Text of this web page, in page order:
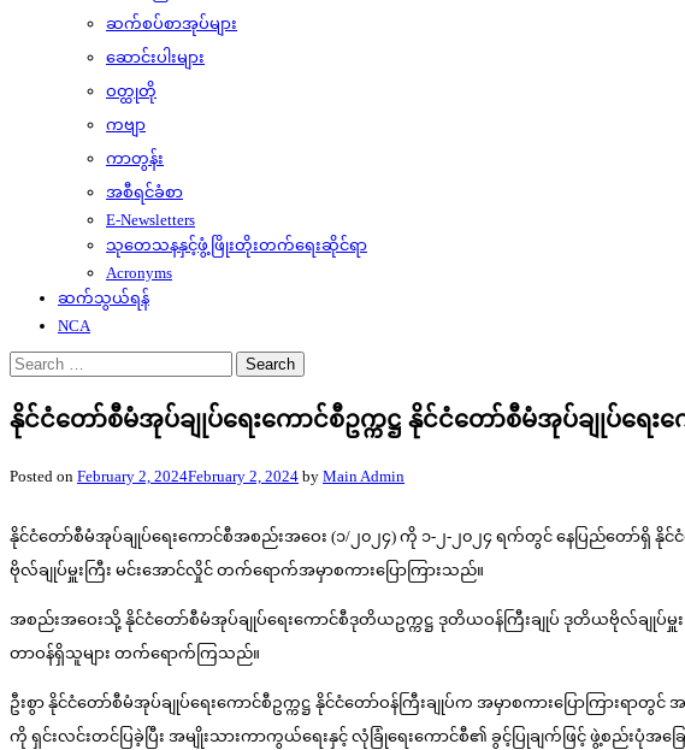
ဆက်စပ်စာအုပ်များ
ဆောင်းပါးများ
ဝတ္ထုတို
ကဗျာ
ကာတွန်း
အစီရင်ခံစာ
E-Newsletters
သုတေသနနှင့်ဖွံ့ဖြိုးတိုးတက်ရေးဆိုင်ရာ
Acronyms
ဆက်သွယ်ရန်
NCA
Search
for:
နိုင်ငံတော်စီမံအုပ်ချုပ်ရေးကောင်စီဥက္ကဋ္ဌ နိုင်ငံတော်စီမံအုပ်ချုပ်ရေ
Posted on February 2, 2024February 2, 2024 by Main Admin
နိုင်ငံတော်စီမံအုပ်ချုပ်ရေးကောင်စီအစည်းအဝေး (၁/၂၀၂၄) ကို ၁-၂-၂၀၂၄ ရက်တွင် နေပြည်တော်ရှိ နိုင်ငံ
ဗိုလ်ချုပ်မှူးကြီး မင်းအောင်လှိုင် တက်ရောက်အမှာစကားပြောကြားသည်။
အစည်းအဝေးသို့ နိုင်ငံတော်စီမံအုပ်ချုပ်ရေးကောင်စီဒုတိယဥက္ကဋ္ဌ ဒုတိယဝန်ကြီးချုပ် ဒုတိယဗိုလ်ချုပ်မှူးက
တာဝန်ရှိသူများ တက်ရောက်ကြသည်။
ဦးစွာ နိုင်ငံတော်စီမံအုပ်ချုပ်ရေးကောင်စီဥက္ကဋ္ဌ နိုင်ငံတော်ဝန်ကြီးချုပ်က အမှာစကားပြောကြာ
ကို ရှင်းလင်းတင်ပြခဲ့ပြီး အမျိုးသားကာကွယ်ရေးနှင့် လုံခြုံရေးကောင်စီ၏ ခွင့်ပြုချက်ဖြင့် ဖွဲ့စည်းပုံအခ